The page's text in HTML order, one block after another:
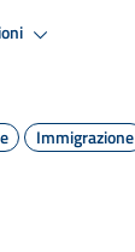
Immigrazione